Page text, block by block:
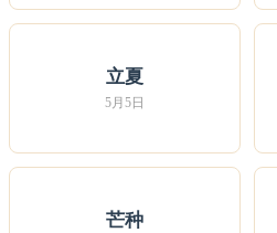
立夏
5月5日
芒种